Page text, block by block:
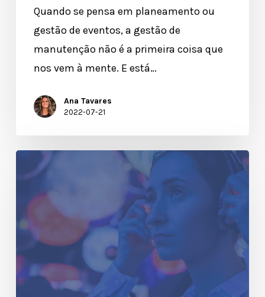
Quando se pensa em planeamento ou
gestão de eventos, a gestão de
manutenção não é a primeira coisa que
nos vem à mente. E está…
Ana Tavares
2022-07-21
Como
uma
Emprego
Híbrida